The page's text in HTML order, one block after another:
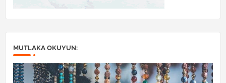
MUTLAKA OKUYUN: